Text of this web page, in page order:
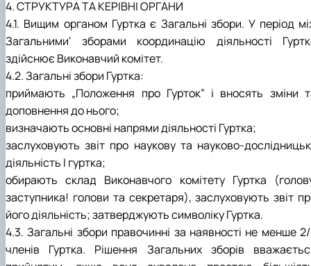
4. СТРУКТУРА ТА КЕРІВНІ ОРГАНИ
4.1. Вищим органом Гуртка є Загальні збори. У період
Загальними' зборами координацію діяльності
здійснює Виконавчий комітет.
4.2. Загальні збори Гуртка:
приймають „Положення про Гурток” і вносять зміни
доповнення до нього;
визначають основні напрями діяльності Гуртка;
заслуховують звіт про наукову та науково-
діяльність І гуртка;
обирають склад Виконавчого комітету Гуртка
заступника! голови та секретаря), заслуховують звіт
його діяльність; затверджують символіку Гуртка.
4.3. Загальні збори правочинні за наявності не менше
членів Гуртка. Рішення Загальних зборів